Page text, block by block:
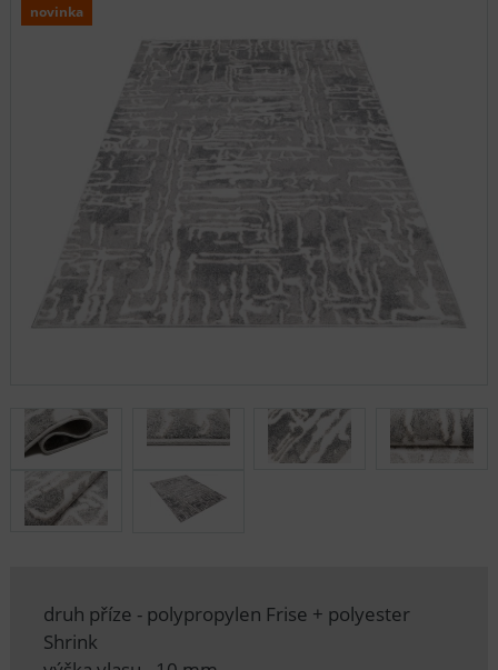
novinka
druh příze - polypropylen Frise + polyester
Shrink